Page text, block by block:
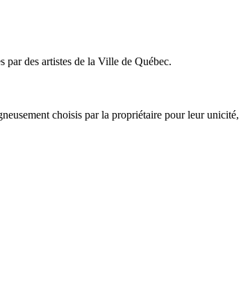
par des artistes de la Ville de Québec.
choisis par la propriétaire pour leur unicité,